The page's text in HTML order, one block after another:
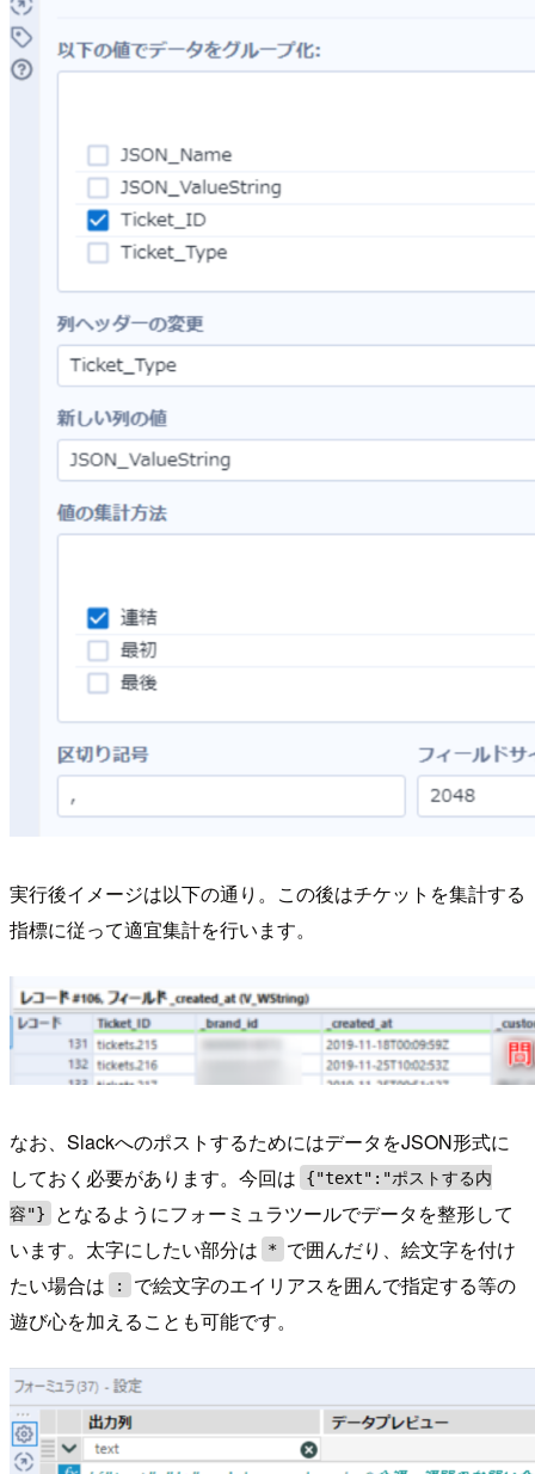
実行後イメージは以下の通り。この後はチケットを集計する
指標に従って適宜集計を行います。
なお、SlackへのポストするためにはデータをJSON形式に
しておく必要があります。今回は
{"text":"ポストする内
容"}
となるようにフォーミュラツールでデータを整形して
います。太字にしたい部分は
*
で囲んだり、絵文字を付け
たい場合は
:
で絵文字のエイリアスを囲んで指定する等の
遊び心を加えることも可能です。